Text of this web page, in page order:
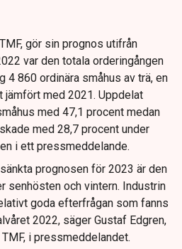
gör sin prognos utifrån
var den totala orderingången
860 ordinära småhus av trä, en
jämfört med 2021. Uppdelat
med 47,1 procent medan
med 28,7 procent under
i ett pressmeddelande.
prognosen för 2023 är den
senhösten och vintern. Industrin
goda efterfrågan som fanns
2022, säger Gustaf Edgren,
i pressmeddelandet.